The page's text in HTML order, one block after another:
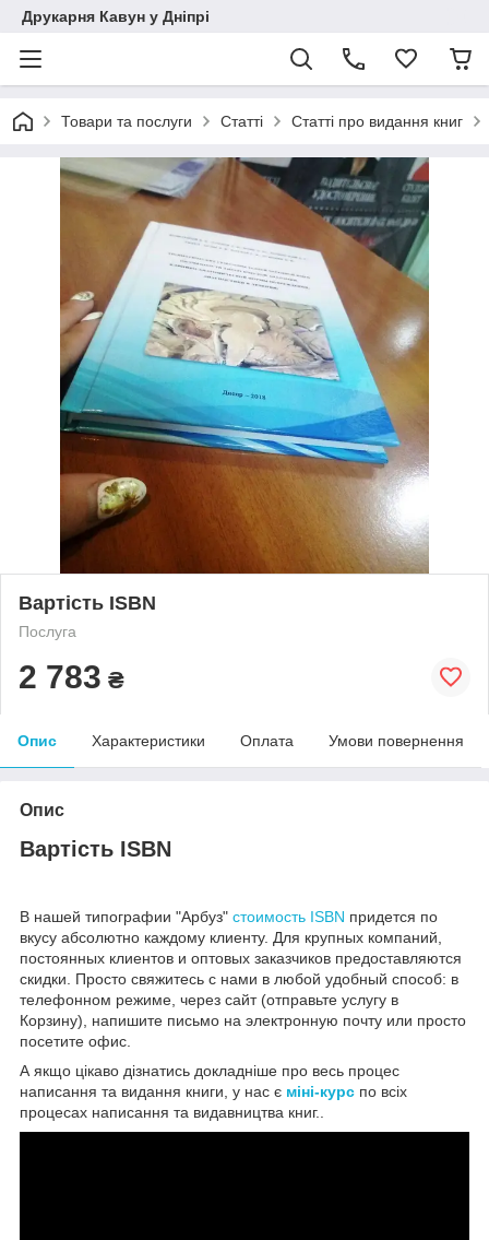
Друкарня Кавун у Дніпрі
Товари та послуги Статті Статті про видання книг
Вартість ISBN
Послуга
2 783 ₴
Опис Характеристики Оплата Умови повернення
Опис
Вартість ISBN
В нашей типографии "Арбуз" стоимость ISBN придется по
вкусу абсолютно каждому клиенту. Для крупных компаний,
постоянных клиентов и оптовых заказчиков предоставляются
скидки. Просто свяжитесь с нами в любой удобный способ: в
телефонном режиме, через сайт (отправьте услугу в
Корзину), напишите письмо на электронную почту или просто
посетите офис.
А якщо цікаво дізнатись докладніше про весь процес
написання та видання книги, у нас є міні-курс по всіх
процесах написання та видавництва книг..